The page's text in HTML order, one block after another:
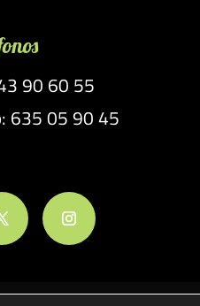
90 60 55
635 05 90 45